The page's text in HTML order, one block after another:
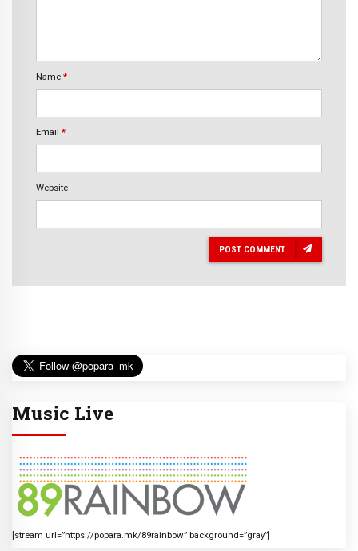
Name *
Email *
Website
POST COMMENT
Music Live
[stream url=”https://popara.mk/89rainbow” background=”gray”]